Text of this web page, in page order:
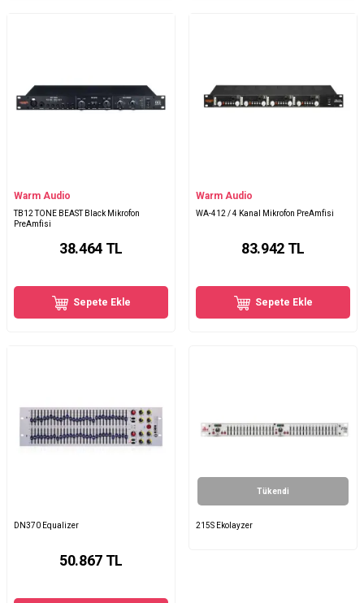
Warm Audio
TB12 TONE BEAST Black Mikrofon
PreAmfisi
38.464TL
Sepete Ekle
Warm Audio
WA-412 / 4 Kanal Mikrofon PreAmfisi
83.942TL
Sepete Ekle
DN370 Equalizer
50.867TL
Tükendi
215S Ekolayzer